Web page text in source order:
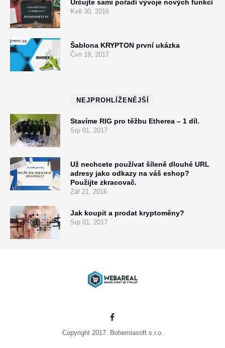
Určujte sami pořadí vývoje nových funkcí
Kvě 30, 2016
Šablona KRYPTON první ukázka
Čvn 19, 2017
NEJPROHLÍŽENĚJŠÍ
Stavíme RIG pro těžbu Etherea – 1 díl.
Srp 01, 2017
Už nechcete používat šíleně dlouhé URL
adresy jako odkazy na váš eshop?
Použijte zkracovač.
Zář 21, 2016
Jak koupit a prodat kryptoměny?
Srp 01, 2017
Copyright 2017. Bohemiasoft s.r.o.